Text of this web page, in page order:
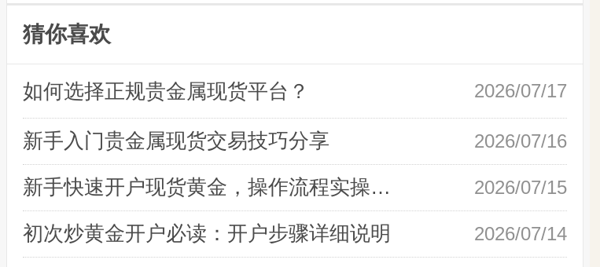
猜你喜欢
如何选择正规贵金属现货平台？ 2026/07/17
新手入门贵金属现货交易技巧分享 2026/07/16
新手快速开户现货黄金，操作流程实操详解 2026/07/15
初次炒黄金开户必读：开户步骤详细说明 2026/07/14